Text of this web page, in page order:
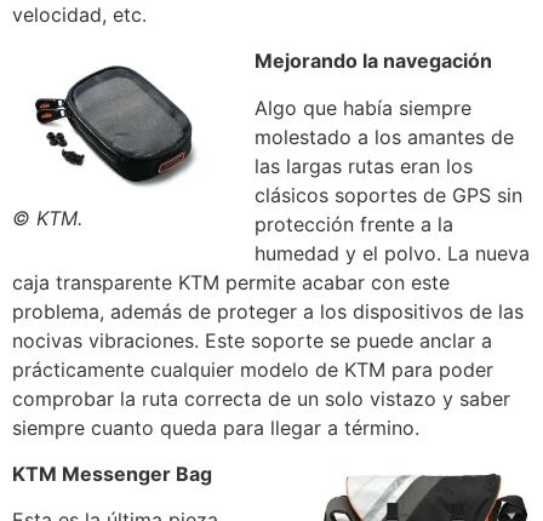
velocidad, etc.
© KTM.
Mejorando la navegación
Algo que había siempre
molestado a los amantes de
las largas rutas eran los
clásicos soportes de GPS sin
protección frente a la
humedad y el polvo. La nueva
caja transparente KTM permite acabar con este
problema, además de proteger a los dispositivos de las
nocivas vibraciones. Este soporte se puede anclar a
prácticamente cualquier modelo de KTM para poder
comprobar la ruta correcta de un solo vistazo y saber
siempre cuanto queda para llegar a término.
KTM Messenger Bag